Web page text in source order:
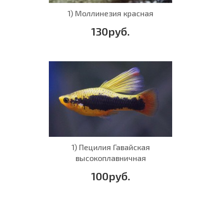
1) Моллинезия красная
130руб.
1) Пецилия Гавайская
высокоплавничная
100руб.